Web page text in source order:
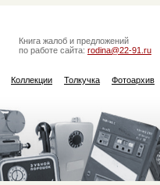
Книга жалоб и предложений
по работе сайта: rodina@22-91.ru
Коллекции Толкучка Фотоархив